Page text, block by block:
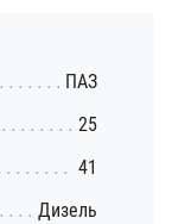
ПАЗ
25
41
Дизель